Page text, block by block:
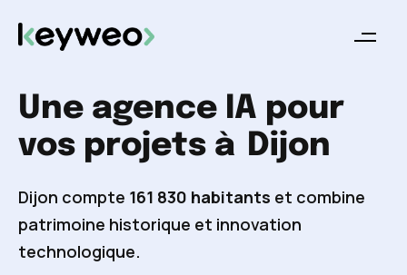
Une agence IA pour
vos projets à
Dijon
Dijon compte 161 830 habitants et combine
patrimoine historique et innovation
technologique.